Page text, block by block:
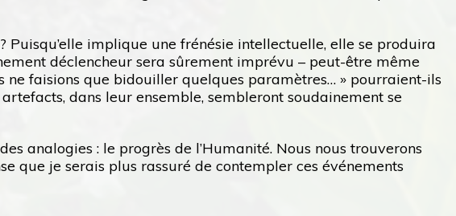
implique une frénésie intellectuelle, elle se produira
déclencheur sera sûrement imprévu – peut-être même
ne faisions que bidouiller quelques paramètres… » pourraient-ils
dans leur ensemble, sembleront soudainement se
analogies : le progrès de l’Humanité. Nous nous trouverons
que je serais plus rassuré de contempler ces événements